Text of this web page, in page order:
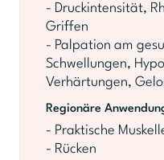
- Druckintensität,
Griffen
- Palpation am
Schwellungen,
Verhärtungen,
Regionäre
- Praktische
- Rücken